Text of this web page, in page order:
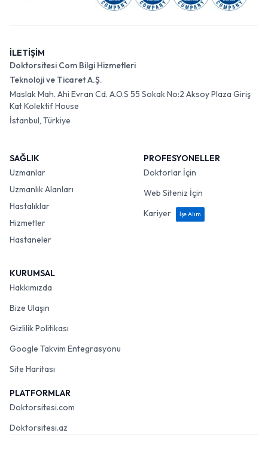
İLETİŞİM
Doktorsitesi Com Bilgi Hizmetleri
Teknoloji ve Ticaret A.Ş.
Maslak Mah. Ahi Evran Cd. A.O.S 55 Sokak No:2 Aksoy Plaza Giriş
Kat Kolektif House
İstanbul, Türkiye
SAĞLIK
Uzmanlar
Uzmanlık Alanları
Hastalıklar
Hizmetler
Hastaneler
PROFESYONELLER
Doktorlar İçin
Web Siteniz İçin
Kariyer
İşe Alım
KURUMSAL
Hakkımızda
Bize Ulaşın
Gizlilik Politikası
Google Takvim Entegrasyonu
Site Haritası
PLATFORMLAR
Doktorsitesi.com
Doktorsitesi.az